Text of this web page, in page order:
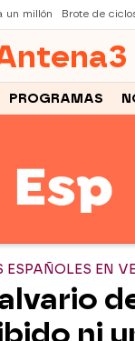
un millón Brote de
3
PROGRAMAS
ESPAÑOLES EN
ni